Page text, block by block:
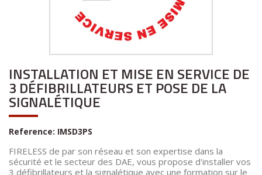
INSTALLATION ET MISE EN SERVICE DE
3 DÉFIBRILLATEURS ET POSE DE LA
SIGNALÉTIQUE
Reference: IMSD3PS
FIRELESS de par son réseau et son expertise dans la
sécurité et le secteur des DAE, vous propose d'installer vos
3 défibrillateurs et la signalétique avec une formation sur le